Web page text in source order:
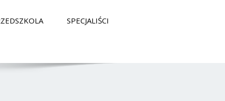
SPECJALIŚCI